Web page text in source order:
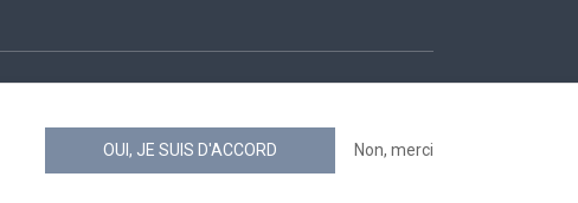
OUI, JE SUIS D'ACCORD Non, merci